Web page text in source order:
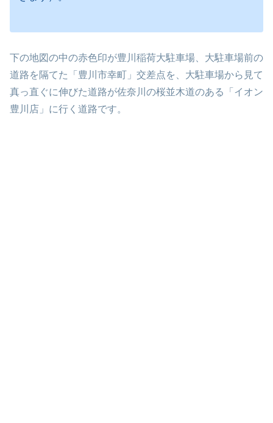
下の地図の中の赤色印が豊川稲荷大駐車場、大駐車場前の
道路を隔てた「豊川市幸町」交差点を、大駐車場から見て
真っ直ぐに伸びた道路が佐奈川の桜並木道のある「イオン
豊川店」に行く道路です。